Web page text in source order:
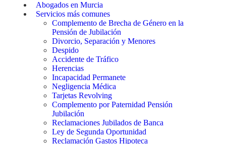
Abogados en Murcia
Servicios más comunes
Complemento de Brecha de Género en la
Pensión de Jubilación
Divorcio, Separación y Menores
Despido
Accidente de Tráfico
Herencias
Incapacidad Permanete
Negligencia Médica
Tarjetas Revolving
Complemento por Paternidad Pensión
Jubilación
Reclamaciones Jubilados de Banca
Ley de Segunda Oportunidad
Reclamación Gastos Hipoteca